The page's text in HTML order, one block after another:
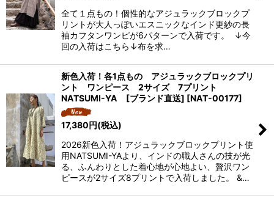
全て１点もの！個性的なアジュラックブロックプ
リントが大人っぽいエスニックなインド更紗の長
袖カフタンワンピが6パターンで入荷です。 ↓今
回の入荷はこちら↓布を求…
新色入荷！各1点もの アジュラックブロックプリ
ント ワンピース 2サイズ 7プリント
NATSUMI-YA [ブランド直送] [NAT-00177]
17,380円(税込)
2026新色入荷！アジュラックブロックプリント使
用NATSUMI-YAより、インドの職人さんの技が光
る、ふんわりとした着心地が心地よい、贅沢ワン
ピースが2サイズ8プリントで入荷しました。 &…